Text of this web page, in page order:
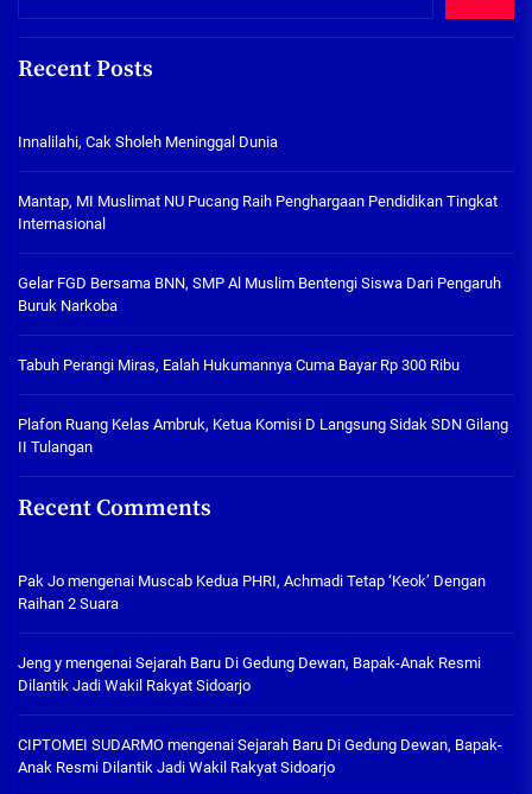
Recent Posts
Innalilahi, Cak Sholeh Meninggal Dunia
Mantap, MI Muslimat NU Pucang Raih Penghargaan Pendidikan Tingkat
Internasional
Gelar FGD Bersama BNN, SMP Al Muslim Bentengi Siswa Dari Pengaruh
Buruk Narkoba
Tabuh Perangi Miras, Ealah Hukumannya Cuma Bayar Rp 300 Ribu
Plafon Ruang Kelas Ambruk, Ketua Komisi D Langsung Sidak SDN Gilang
II Tulangan
Recent Comments
Pak Jo mengenai Muscab Kedua PHRI, Achmadi Tetap ‘Keok’ Dengan
Raihan 2 Suara
Jeng y mengenai Sejarah Baru Di Gedung Dewan, Bapak-Anak Resmi
Dilantik Jadi Wakil Rakyat Sidoarjo
CIPTOMEI SUDARMO mengenai Sejarah Baru Di Gedung Dewan, Bapak-
Anak Resmi Dilantik Jadi Wakil Rakyat Sidoarjo